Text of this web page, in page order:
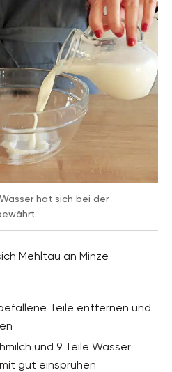
hat sich bei der
Mehltau an Minze
Teile entfernen und
und 9 Teile Wasser
gut einsprühen